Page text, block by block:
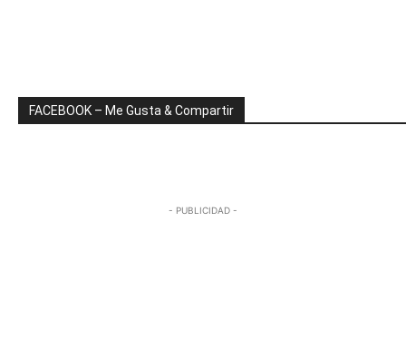
FACEBOOK – Me Gusta & Compartir
- PUBLICIDAD -